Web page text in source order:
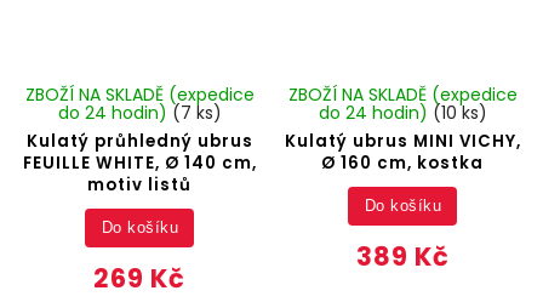
Kulatý průhledný ubrus
FEUILLE WHITE, Ø 140 cm,
motiv listů
ZBOŽÍ NA SKLADĚ (expedice
do 24 hodin) (7 ks)
269 Kč
Do košíku
Kulatý ubrus MINI VICHY,
Ø 160 cm, kostka
ZBOŽÍ NA SKLADĚ (expedice
do 24 hodin) (10 ks)
389 Kč
Do košíku